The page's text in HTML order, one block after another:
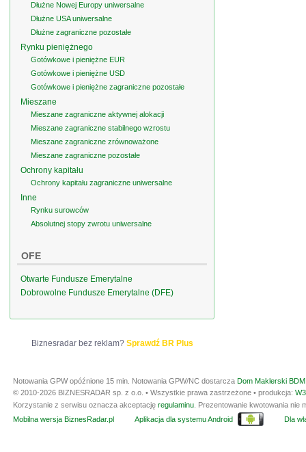
Dłużne Nowej Europy uniwersalne
Dłużne USA uniwersalne
Dłużne zagraniczne pozostałe
Rynku pieniężnego
Gotówkowe i pieniężne EUR
Gotówkowe i pieniężne USD
Gotówkowe i pieniężne zagraniczne pozostałe
Mieszane
Mieszane zagraniczne aktywnej alokacji
Mieszane zagraniczne stabilnego wzrostu
Mieszane zagraniczne zrównoważone
Mieszane zagraniczne pozostałe
Ochrony kapitału
Ochrony kapitału zagraniczne uniwersalne
Inne
Rynku surowców
Absolutnej stopy zwrotu uniwersalne
OFE
Otwarte Fundusze Emerytalne
Dobrowolne Fundusze Emerytalne (DFE)
Biznesradar bez reklam? Sprawdź BR Plus
Notowania GPW opóźnione 15 min. Notowania GPW/NC dostarcza Dom Maklerski
© 2010-2026 BIZNESRADAR sp. z o.o. • Wszystkie prawa zastrzeżone • produkcja:
Korzystanie z serwisu oznacza akceptację regulaminu . Prezentowanie kwotowania
Mobilna wersja BiznesRadar.pl
Aplikacja dla systemu Android Dla